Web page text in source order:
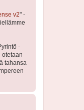
v2" -
-
otetaan
tahansa